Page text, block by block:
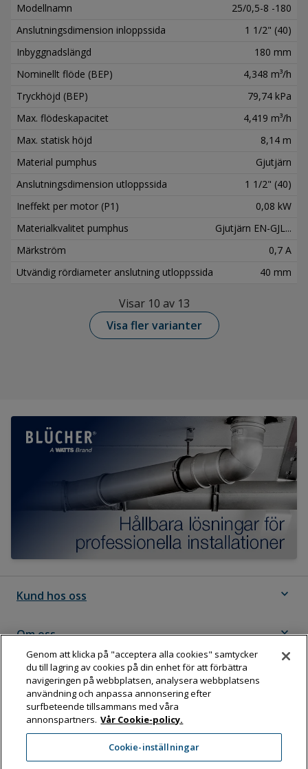
Modellnamn
25/0,5-8 -180
Anslutningsdimension inloppssida
1 1/2" (40)
Inbyggnadslängd
180 mm
Nominellt flöde (BEP)
4,348 m³/h
Tryckhöjd (BEP)
79,74 kPa
Max. flödeskapacitet
4,419 m³/h
Max. statisk höjd
8,14 m
Material pumphus
Gjutjärn
Anslutningsdimension utloppssida
1 1/2" (40)
Ineffekt per motor (P1)
0,08 kW
Materialkvalitet pumphus
Gjutjärn EN-GJL...
Märkström
0,7 A
Utvändig rördiameter anslutning utloppssida
40 mm
Visar 10 av 13
Visa fler varianter
Kund hos oss expand_more
Om oss expand_more
Följ Dahl
Dahl Sverige AB
Box 11076, 161 11 BROMMA
Genom att klicka på "acceptera alla cookies" samtycker
du till lagring av cookies på din enhet för att förbättra
navigeringen på webbplatsen, analysera webbplatsens
användning och anpassa annonsering efter
surfbeteende tillsammans med våra
annonspartners. Vår Cookie-policy.
Cookie-inställningar